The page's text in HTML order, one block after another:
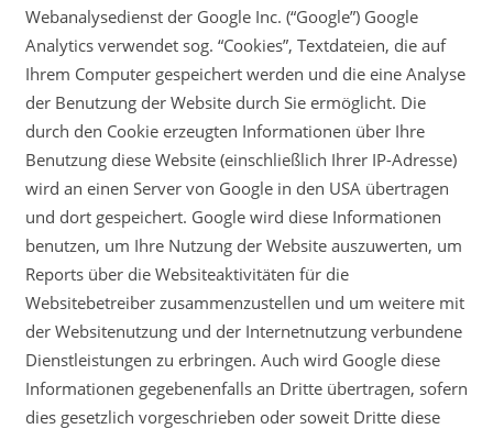
Webanalysedienst der Google Inc. (“Google”) Google
Analytics verwendet sog. “Cookies”, Textdateien, die auf
Ihrem Computer gespeichert werden und die eine Analyse
der Benutzung der Website durch Sie ermöglicht. Die
durch den Cookie erzeugten Informationen über Ihre
Benutzung diese Website (einschließlich Ihrer IP-Adresse)
wird an einen Server von Google in den USA übertragen
und dort gespeichert. Google wird diese Informationen
benutzen, um Ihre Nutzung der Website auszuwerten, um
Reports über die Websiteaktivitäten für die
Websitebetreiber zusammenzustellen und um weitere mit
der Websitenutzung und der Internetnutzung verbundene
Dienstleistungen zu erbringen. Auch wird Google diese
Informationen gegebenenfalls an Dritte übertragen, sofern
dies gesetzlich vorgeschrieben oder soweit Dritte diese